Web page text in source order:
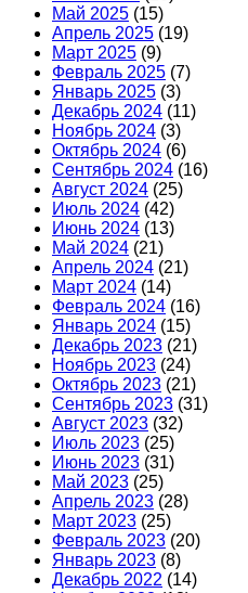
Май 2025 (15)
Апрель 2025 (19)
Март 2025 (9)
Февраль 2025 (7)
Январь 2025 (3)
Декабрь 2024 (11)
Ноябрь 2024 (3)
Октябрь 2024 (6)
Сентябрь 2024 (16)
Август 2024 (25)
Июль 2024 (42)
Июнь 2024 (13)
Май 2024 (21)
Апрель 2024 (21)
Март 2024 (14)
Февраль 2024 (16)
Январь 2024 (15)
Декабрь 2023 (21)
Ноябрь 2023 (24)
Октябрь 2023 (21)
Сентябрь 2023 (31)
Август 2023 (32)
Июль 2023 (25)
Июнь 2023 (31)
Май 2023 (25)
Апрель 2023 (28)
Март 2023 (25)
Февраль 2023 (20)
Январь 2023 (8)
Декабрь 2022 (14)